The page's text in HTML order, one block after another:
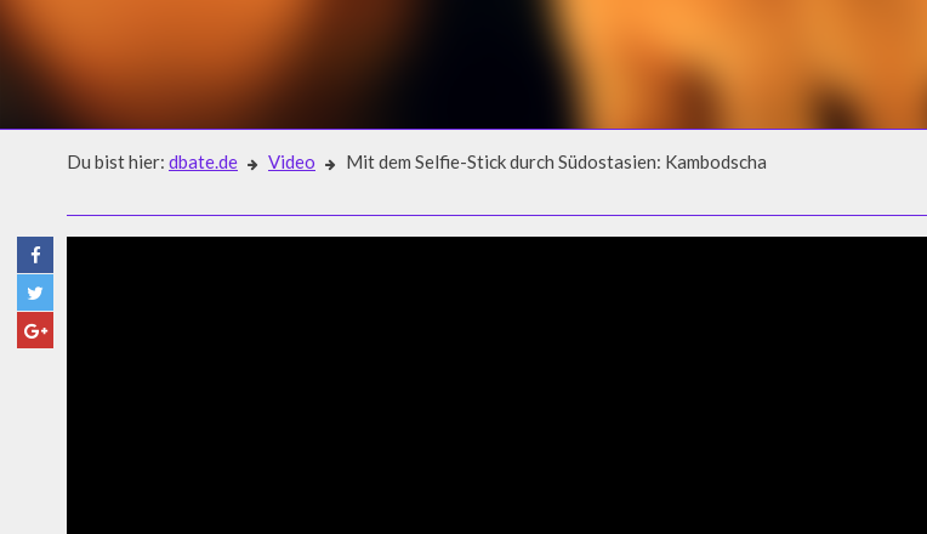
Du bist hier: dbate.de Video Mit dem Selfie-Stick durch Südostasien: Kambodscha